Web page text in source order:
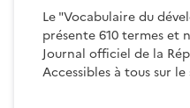
Le "Vocabulaire du
présente 610 termes et
Journal officiel de la
Accessibles à tous sur